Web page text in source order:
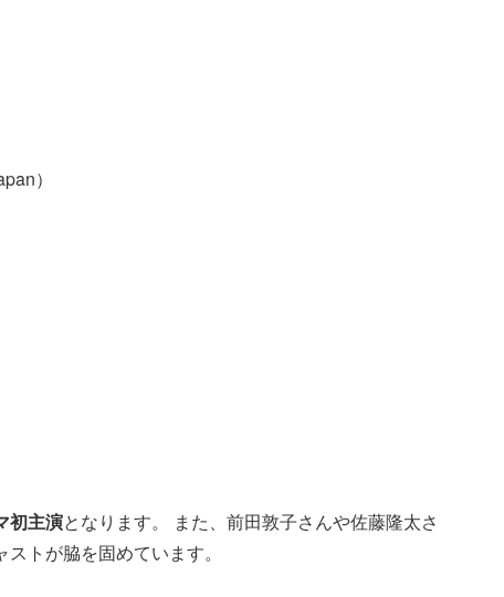
）
初主演となります。 また、前田敦子さんや佐藤隆太さ
トが脇を固めています。